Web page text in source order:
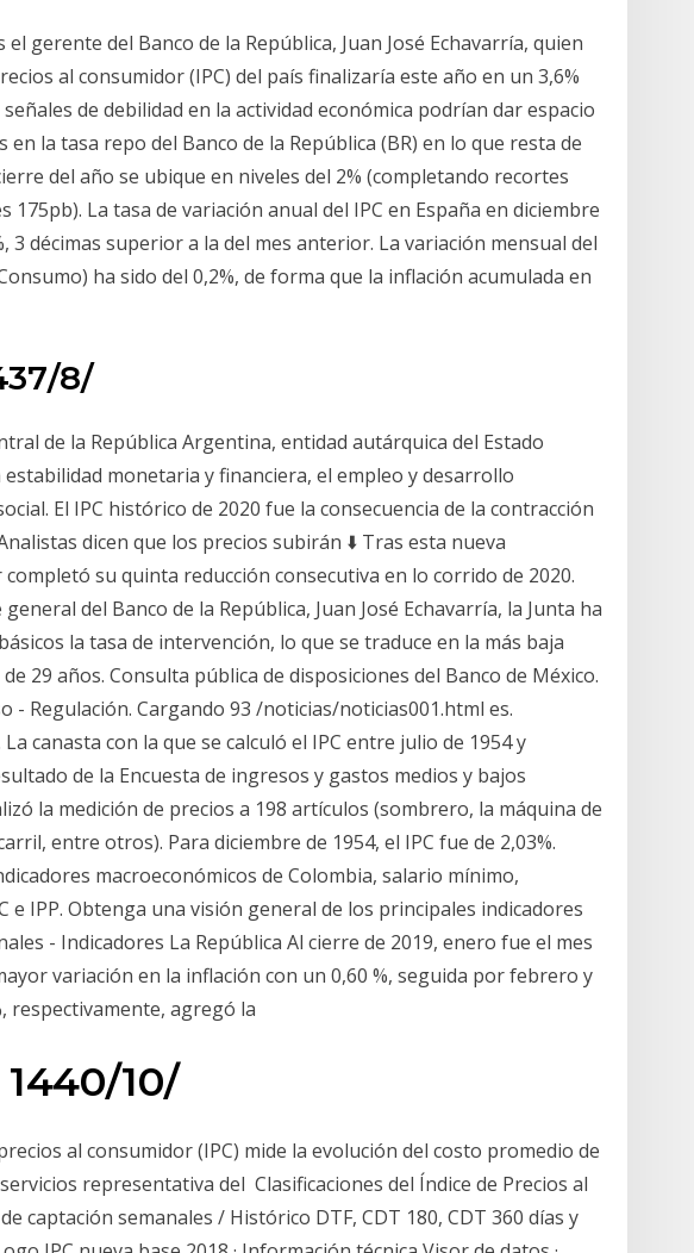
gerente del Banco de la República, Juan José Echavarría, quien
al consumidor (IPC) del país finalizaría este año en un 3,6%
de debilidad en la actividad económica podrían dar espacio
en la tasa repo del Banco de la República (BR) en lo que resta de
del año se ubique en niveles del 2% (completando recortes
175pb). La tasa de variación anual del IPC en España en diciembre
3 décimas superior a la del mes anterior. La variación mensual del
ha sido del 0,2%, de forma que la inflación acumulada en
18‏‏/8‏‏/1437 بعد الهجرة
de la República Argentina, entidad autárquica del Estado
monetaria y financiera, el empleo y desarrollo
El IPC histórico de 2020 fue la consecuencia de la contracción
dicen que los precios subirán ⬇️ Tras esta nueva
su quinta reducción consecutiva en lo corrido de 2020.
del Banco de la República, Juan José Echavarría, la Junta ha
la tasa de intervención, lo que se traduce en la más baja
29 años. Consulta pública de disposiciones del Banco de México.
- Regulación. Cargando 93 /noticias/noticias001.html es.
canasta con la que se calculó el IPC entre julio de 1954 y
de la Encuesta de ingresos y gastos medios y bajos
la medición de precios a 198 artículos (sombrero, la máquina de
entre otros). Para diciembre de 1954, el IPC fue de 2,03%.
macroeconómicos de Colombia, salario mínimo,
e IPP. Obtenga una visión general de los principales indicadores
- Indicadores La República Al cierre de 2019, enero fue el mes
variación en la inflación con un 0,60 %, seguida por febrero y
respectivamente, agregó la
10‏‏/10‏‏/1440 بعد الهجرة
al consumidor (IPC) mide la evolución del costo promedio de
representativa del Clasificaciones del Índice de Precios al
captación semanales / Histórico DTF, CDT 180, CDT 360 días y